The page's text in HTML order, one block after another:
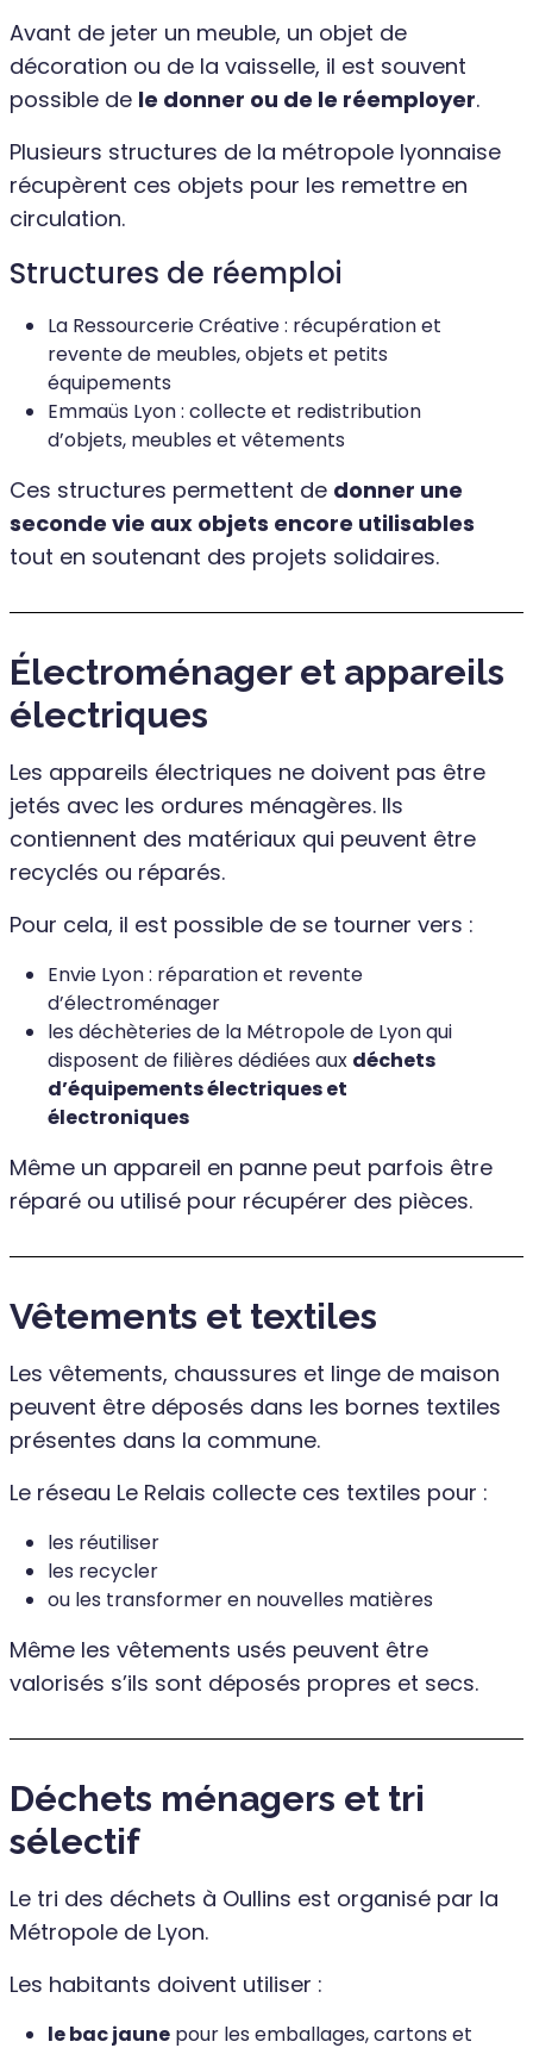
Avant de jeter un meuble, un objet de
décoration ou de la vaisselle, il est souvent
possible de le donner ou de le réemployer.
Plusieurs structures de la métropole lyonnaise
récupèrent ces objets pour les remettre en
circulation.
Structures de réemploi
La Ressourcerie Créative : récupération et
revente de meubles, objets et petits
équipements
Emmaüs Lyon : collecte et redistribution
d’objets, meubles et vêtements
Ces structures permettent de donner une
seconde vie aux objets encore utilisables
tout en soutenant des projets solidaires.
Électroménager et appareils
électriques
Les appareils électriques ne doivent pas être
jetés avec les ordures ménagères. Ils
contiennent des matériaux qui peuvent être
recyclés ou réparés.
Pour cela, il est possible de se tourner vers :
Envie Lyon : réparation et revente
d’électroménager
les déchèteries de la Métropole de Lyon qui
disposent de filières dédiées aux déchets
d’équipements électriques et
électroniques
Même un appareil en panne peut parfois être
réparé ou utilisé pour récupérer des pièces.
Vêtements et textiles
Les vêtements, chaussures et linge de maison
peuvent être déposés dans les bornes textiles
présentes dans la commune.
Le réseau Le Relais collecte ces textiles pour :
les réutiliser
les recycler
ou les transformer en nouvelles matières
Même les vêtements usés peuvent être
valorisés s’ils sont déposés propres et secs.
Déchets ménagers et tri
sélectif
Le tri des déchets à Oullins est organisé par la
Métropole de Lyon.
Les habitants doivent utiliser :
le bac jaune pour les emballages, cartons et